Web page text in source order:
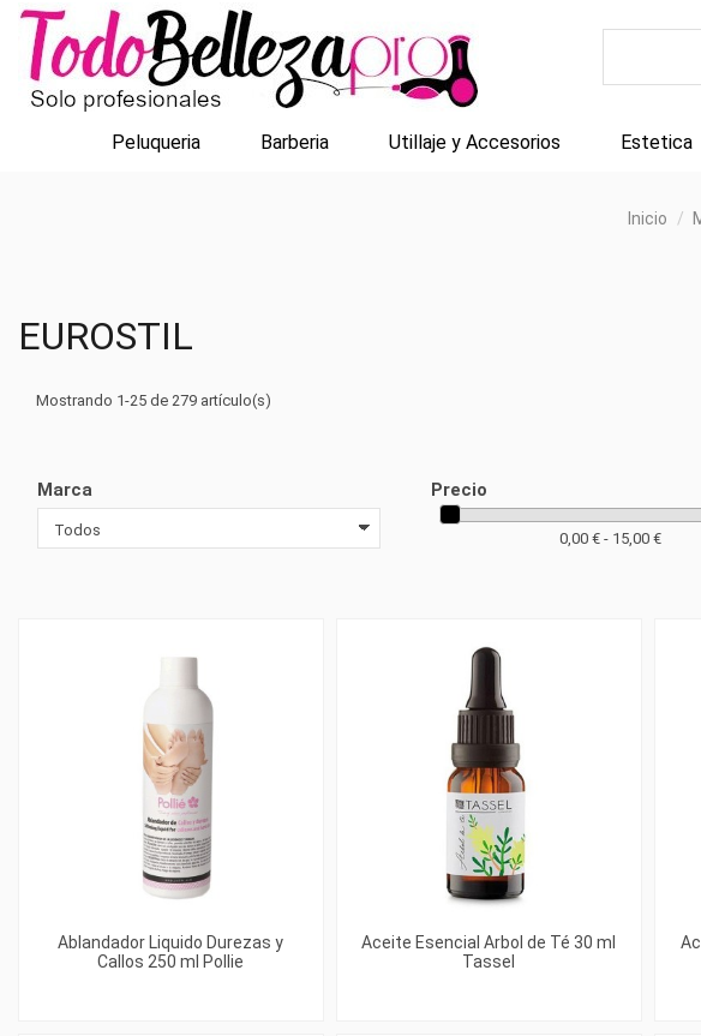
Peluqueria Barberia Utillaje y Accesorios Estetica
Inicio
EUROSTIL
Mostrando 1-25 de 279 artículo(s)
Marca Precio
0,00 € - 15,00 €
Ablandador Liquido Durezas y
Callos 250 ml Pollie
Aceite Esencial Arbol de Té 30 ml
Tassel